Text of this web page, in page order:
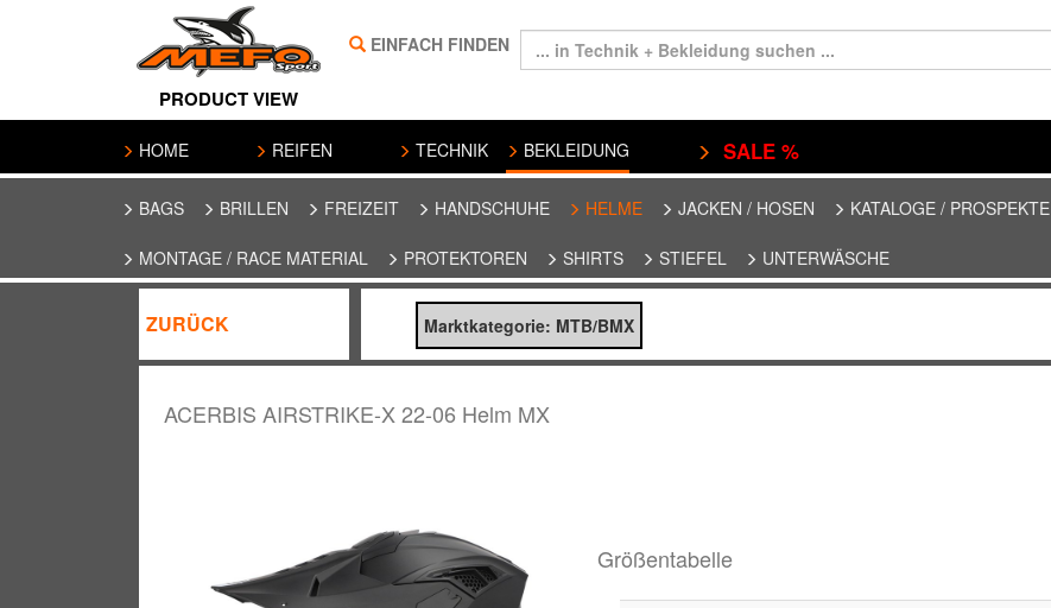
PRODUCT VIEW
EINFACH FINDEN
HOME REIFEN TECHNIK BEKLEIDUNG SALE %
BAGS BRILLEN FREIZEIT HANDSCHUHE HELME JACKEN / HOSEN KATALOGE / PROSPEKTE
MONTAGE / RACE MATERIAL PROTEKTOREN SHIRTS STIEFEL UNTERWÄSCHE
ZURÜCK Marktkategorie: MTB/BMX
ACERBIS AIRSTRIKE-X 22-06 Helm MX
Größentabelle